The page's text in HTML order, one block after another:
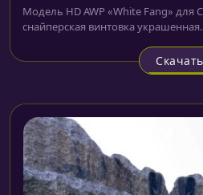
Модель HD AWP «White Fang» для
снайперская винтовка
Скачать